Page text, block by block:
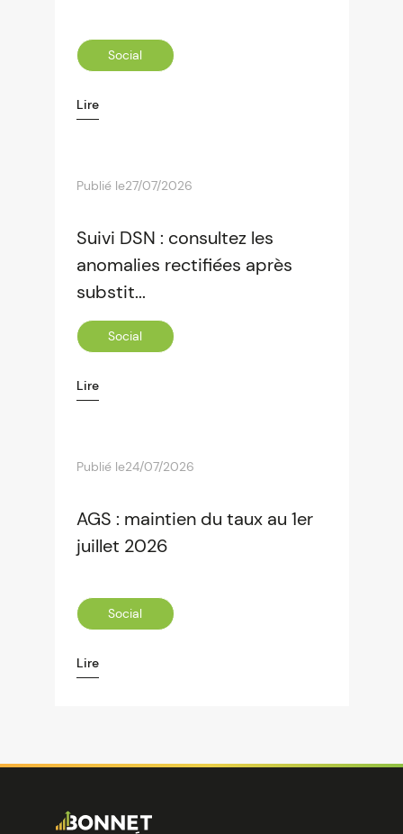
Social
Lire
Publié le27/07/2026
Suivi DSN : consultez les
anomalies rectifiées après
substit...
Social
Lire
Publié le24/07/2026
AGS : maintien du taux au 1er
juillet 2026
Social
Lire
Image